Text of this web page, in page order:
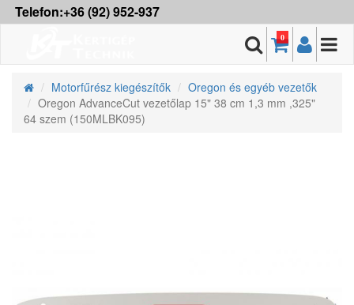
Telefon:+36 (92) 952-937
0
Motorfűrész kiegészítők
Oregon és egyéb vezetők
Oregon AdvanceCut vezetőlap 15" 38 cm 1,3 mm ,325"
64 szem (150MLBK095)